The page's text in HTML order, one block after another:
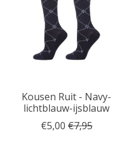
Kousen Ruit - Navy-
lichtblauw-ijsblauw
€5,00 €7,95